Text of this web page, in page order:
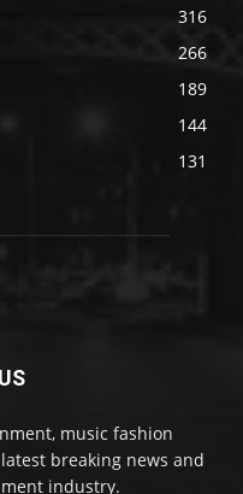
316
266
189
144
131
music fashion
breaking news and
industry.